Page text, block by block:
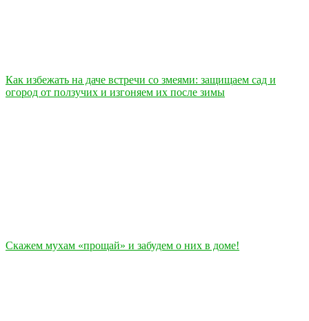
Как избежать на даче встречи со змеями: защищаем сад и
огород от ползучих и изгоняем их после зимы
Скажем мухам «прощай» и забудем о них в доме!